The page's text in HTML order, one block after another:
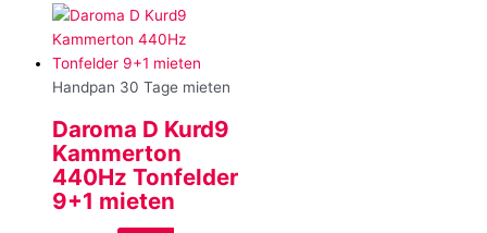
Handpan 30 Tage mieten
Daroma D Kurd9
Kammerton
440Hz Tonfelder
9+1 mieten